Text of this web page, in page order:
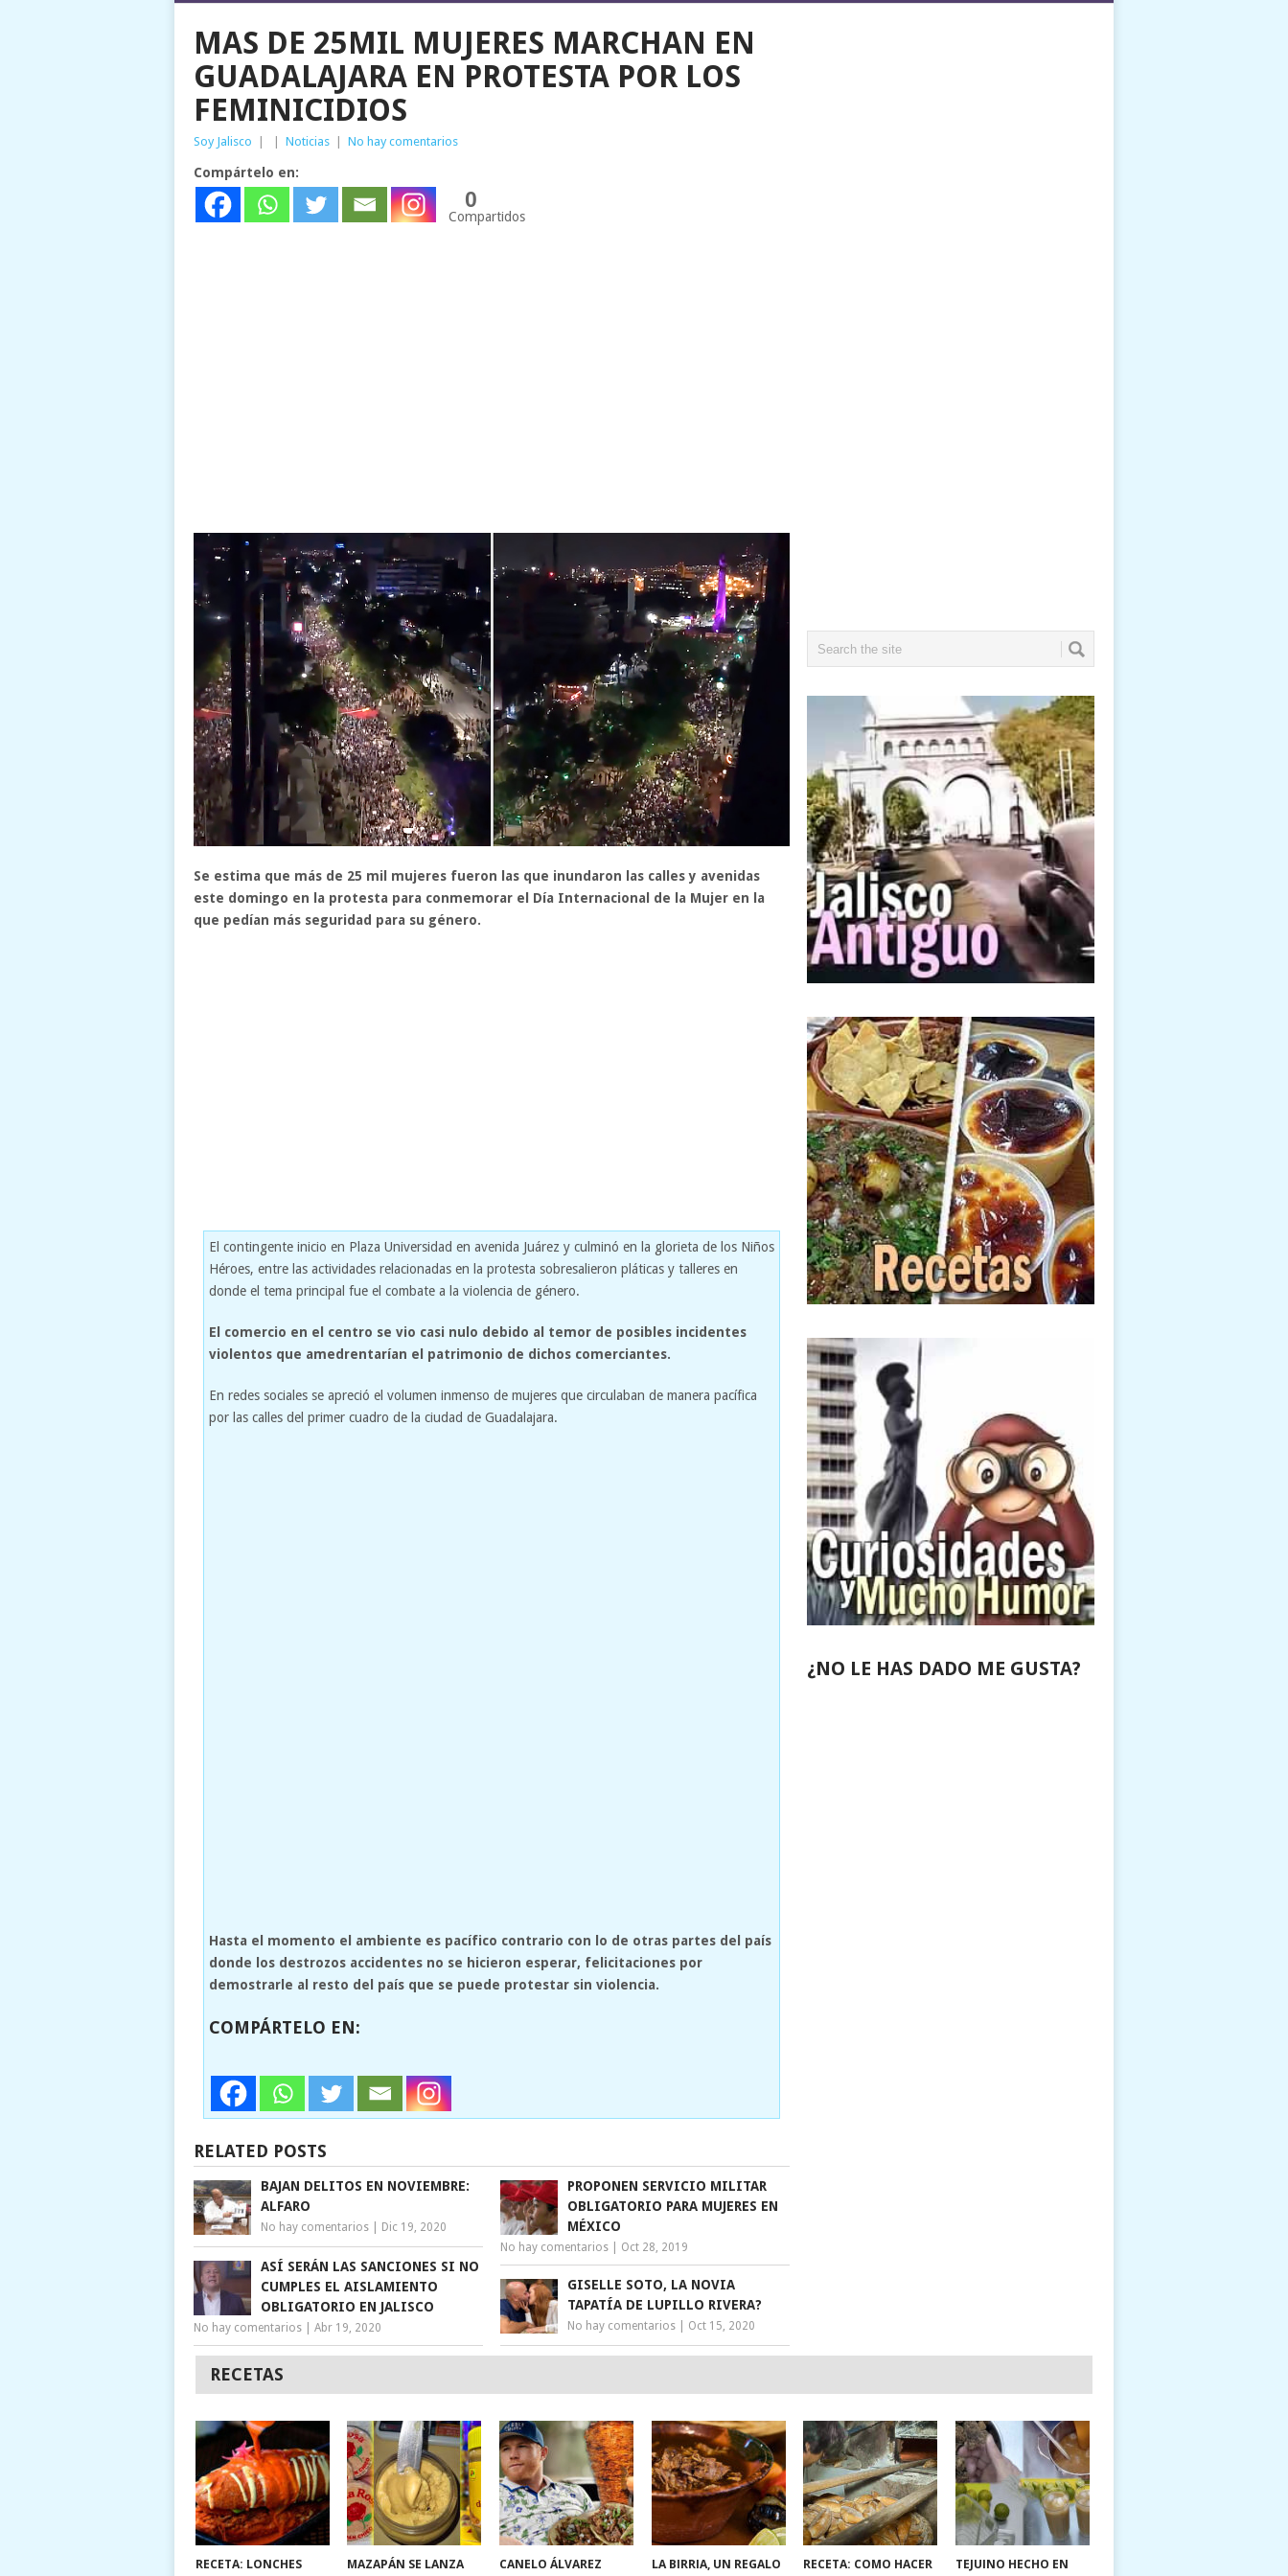
MAS DE 25MIL MUJERES MARCHAN EN
GUADALAJARA EN PROTESTA POR LOS
FEMINICIDIOS
Soy Jalisco Noticias No hay comentarios
Compártelo en:
0
Compartidos
Se estima que más de 25 mil mujeres fueron las que inundaron las calles y avenidas
este domingo en la protesta para conmemorar el Día Internacional de la Mujer en la
que pedían más seguridad para su género.
El contingente inicio en Plaza Universidad en avenida Juárez y culminó en la glorieta de los Niños
Héroes, entre las actividades relacionadas en la protesta sobresalieron pláticas y talleres en
donde el tema principal fue el combate a la violencia de género.
El comercio en el centro se vio casi nulo debido al temor de posibles incidentes
violentos que amedrentarían el patrimonio de dichos comerciantes.
En redes sociales se apreció el volumen inmenso de mujeres que circulaban de manera pacífica
por las calles del primer cuadro de la ciudad de Guadalajara.
Hasta el momento el ambiente es pacífico contrario con lo de otras partes del país
donde los destrozos accidentes no se hicieron esperar, felicitaciones por
demostrarle al resto del país que se puede protestar sin violencia.
COMPÁRTELO EN:
RELATED POSTS
BAJAN DELITOS EN NOVIEMBRE:
ALFARO
No hay comentarios Dic 19, 2020
PROPONEN SERVICIO MILITAR
OBLIGATORIO PARA MUJERES EN
MÉXICO
No hay comentarios Oct 28, 2019
ASÍ SERÁN LAS SANCIONES SI NO
CUMPLES EL AISLAMIENTO
OBLIGATORIO EN JALISCO
No hay comentarios Abr 19, 2020
GISELLE SOTO, LA NOVIA
TAPATÍA DE LUPILLO RIVERA?
No hay comentarios Oct 15, 2020
¿NO LE HAS DADO ME GUSTA?
RECETAS
RECETA: LONCHES
MAZAPÁN SE LANZA
CANELO ÁLVAREZ
LA BIRRIA, UN REGALO
RECETA: COMO HACER
TEJUINO HECHO EN